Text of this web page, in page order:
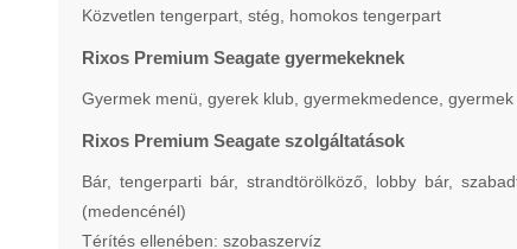
Közvetlen tengerpart, stég, homokos tengerpart
Rixos Premium Seagate gyermekeknek
Gyermek menü, gyerek klub, gyermekmedence,
Rixos Premium Seagate szolgáltatások
Bár, tengerparti bár, strandtörölköző, lobby bár,
(medencénél)
Térítés ellenében: szobaszervíz